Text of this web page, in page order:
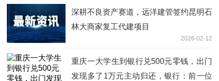
深耕不良资产赛道，远洋建管签约昆明石
林大商家复工代建项目
2026-02-12
重庆一大学生到银行兑500元零钱，出门
发现多了1万元主动归还，银行：前一位